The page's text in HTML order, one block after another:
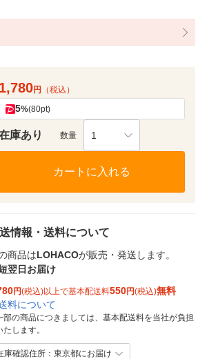
1,780円 （税込）
5%(80pt)
庫あり 数量 1
カートに入れる
情報・送料について
商品はLOHACOが販売・発送します。
翌日お届け
円(税込)以上で基本配送料550円(税込)無料
料について
部の商品につきましては、基本配送料を当社が負担
たします。
庫確認住所：東京都にお届け